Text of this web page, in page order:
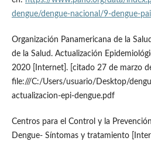
dengue/dengue-nacional/9-dengue-
Organización Panamericana de la
de la Salud. Actualización
2020 [Internet]. [citado 27 de marzo
file:///C:/Users/usuario/Desktop/
actualizacion-epi-dengue.pdf
Centros para el Control y la
Dengue- Síntomas y tratamiento